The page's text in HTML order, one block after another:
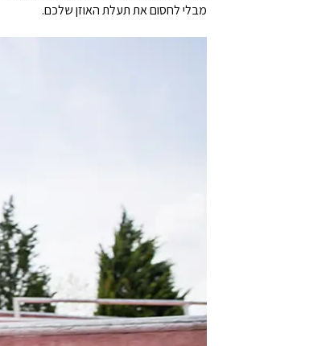
מבלי לחסום את תעלת האוזן שלכם.